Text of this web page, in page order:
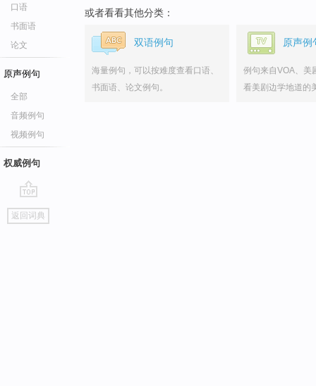
口语
书面语
论文
原声例句
全部
音频例句
视频例句
权威例句
go
top
返回词典
或者看看其他分类：
双语例句
海量例句，可以按难度查看口语、
书面语、论文例句。
原声例
例句来自VOA、美
看美剧边学地道的